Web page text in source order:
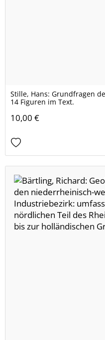
Stille, Hans: Grundfragen
14 Figuren im Text.
10,00 €